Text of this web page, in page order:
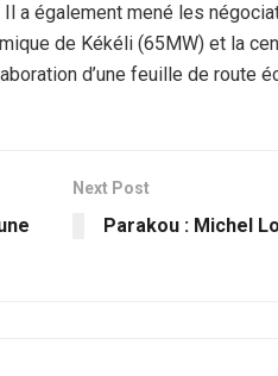
a également mené les
de Kékéli (65MW) et la
d’une feuille de route
Next Post
Parakou : Michel